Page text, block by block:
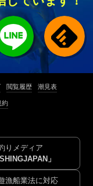
閲覧履歴 潮見表
約
りメディア
」
漁船業法に対応